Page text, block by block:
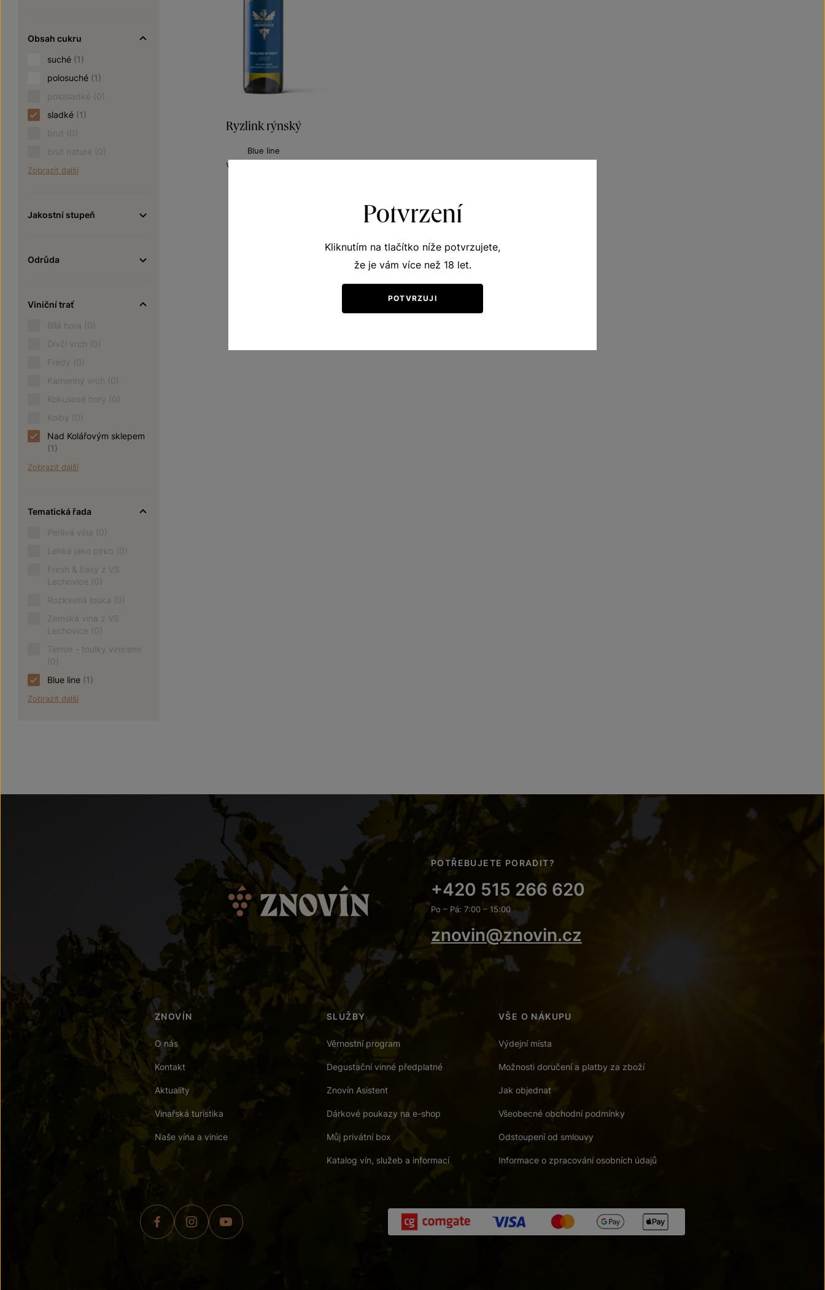
Obsah cukru
suché (1)
polosuché (1)
polosladké (0)
sladké (1)
brut (0)
brut nature (0)
Zobrazit další
Jakostní stupeň
Odrůda
Viniční trať
Bílá hora (0)
Dívčí vrch (0)
Frédy (0)
Kamenný vrch (0)
Kokusové hory (0)
Kolby (0)
Nad Kolářovým sklepem
(1)
Zobrazit další
Tematická řada
Perlivá vína (0)
Lehké jako pírko (0)
Fresh & Easy z VS
Lechovice (0)
Rozkvetlá louka (0)
Zemská vína z VS
Lechovice (0)
Terroir - toulky vinicemi
(0)
Blue line (1)
Zobrazit další
Ryzlink rýnský
Blue line
výběr z bobulí 2023
POTŘEBUJETE PORADIT?
+420 515 266 620
Po – Pá: 7:00 – 15:00
znovin@znovin.cz
ZNOVÍN
O nás
Kontakt
Aktuality
Vinařská turistika
Naše vína a vinice
SLUŽBY
Věrnostní program
Degustační vinné předplatné
Znovín Asistent
Dárkové poukazy na e-shop
Můj privátní box
Katalog vín, služeb a informací
VŠE O NÁKUPU
Výdejní místa
Možnosti doručení a platby za zboží
Jak objednat
Všeobecné obchodní podmínky
Odstoupení od smlouvy
Informace o zpracování osobních údajů
Potvrzení
Kliknutím na tlačítko níže potvrzujete,
že je vám více než 18 let.
POTVRZUJI